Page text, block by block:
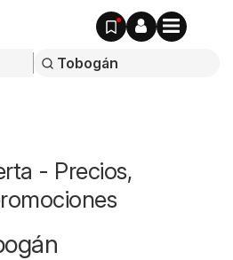
- Precios,